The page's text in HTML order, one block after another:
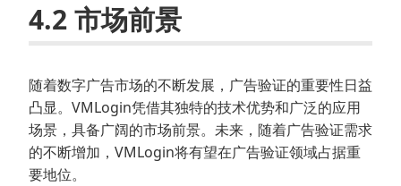
4.2 市场前景
随着数字广告市场的不断发展，广告验证的重要性日益
凸显。VMLogin凭借其独特的技术优势和广泛的应用
场景，具备广阔的市场前景。未来，随着广告验证需求
的不断增加，VMLogin将有望在广告验证领域占据重
要地位。